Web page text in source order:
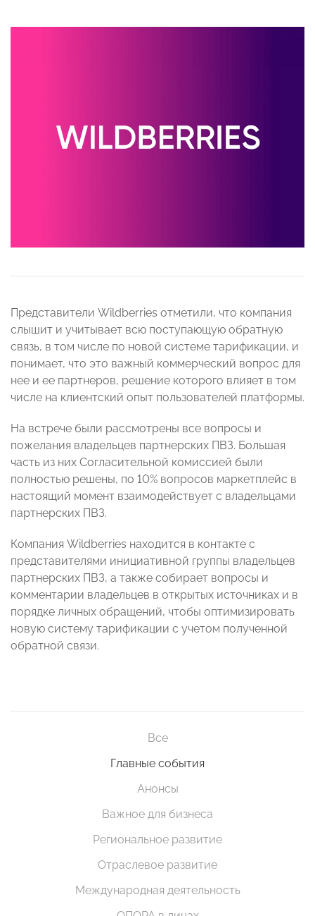
Представители Wildberries отметили, что компания
слышит и учитывает всю поступающую обратную
связь, в том числе по новой системе тарификации, и
понимает, что это важный коммерческий вопрос для
нее и ее партнеров, решение которого влияет в том
числе на клиентский опыт пользователей платформы.
На встрече были рассмотрены все вопросы и
пожелания владельцев партнерских ПВЗ. Большая
часть из них Согласительной комиссией были
полностью решены, по 10% вопросов маркетплейс в
настоящий момент взаимодействует с владельцами
партнерских ПВЗ.
Компания Wildberries находится в контакте с
представителями инициативной группы владельцев
партнерских ПВЗ, а также собирает вопросы и
комментарии владельцев в открытых источниках и в
порядке личных обращений, чтобы оптимизировать
новую систему тарификации с учетом полученной
обратной связи.
Все
Главные события
Анонсы
Важное для бизнеса
Региональное развитие
Отраслевое развитие
Международная деятельность